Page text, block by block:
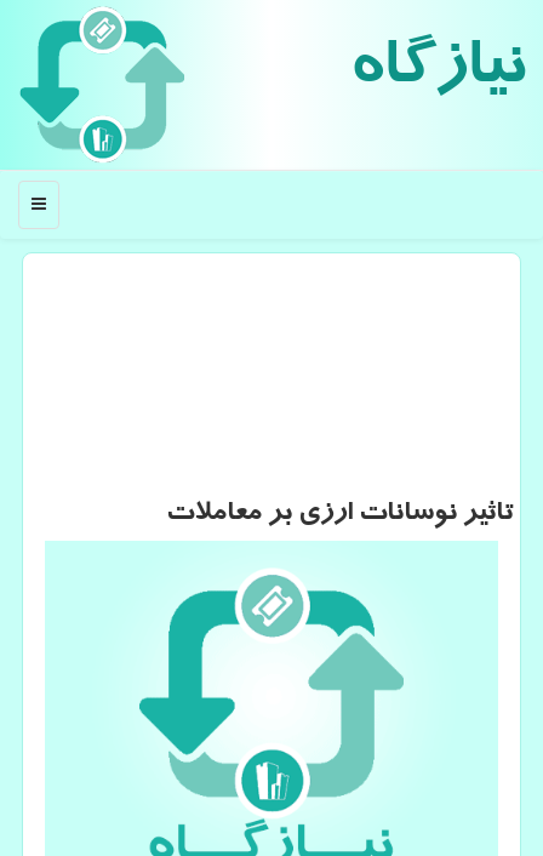
نیازگاه
منو
تاثیر نوسانات ارزی بر معاملات